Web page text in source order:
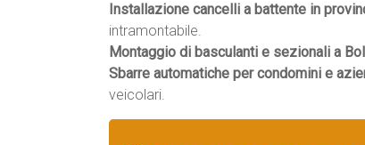
Installazione cancelli a battente in
intramontabile.
Montaggio di basculanti e sezionali a
Sbarre automatiche per condomini e
veicolari.